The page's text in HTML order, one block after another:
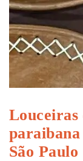
Louceiras
paraibana
São Paulo